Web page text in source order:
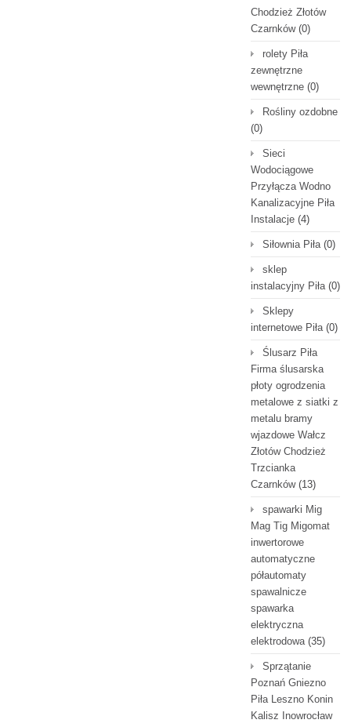
Chodzież Złotów
Czarnków(0)
rolety Piła
zewnętrzne
wewnętrzne (0)
Rośliny ozdobne
(0)
Sieci
Wodociągowe
Przyłącza Wodno
Kanalizacyjne Piła
Instalacje (4)
Siłownia Piła(0)
sklep
instalacyjny Piła(0)
Sklepy
internetowe Piła(0)
Ślusarz Piła
Firma ślusarska
płoty ogrodzenia
metalowe z siatki z
metalu bramy
wjazdowe Wałcz
Złotów Chodzież
Trzcianka
Czarnków(13)
spawarki Mig
Mag Tig Migomat
inwertorowe
automatyczne
półautomaty
spawalnicze
spawarka
elektryczna
elektrodowa(35)
Sprzątanie
Poznań Gniezno
Piła Leszno Konin
Kalisz Inowrocław